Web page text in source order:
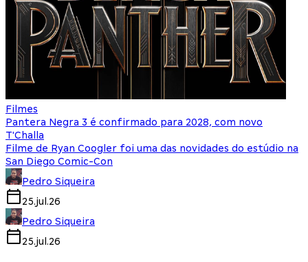
Filmes
Pantera Negra 3 é confirmado para 2028, com novo
T'Challa
Filme de Ryan Coogler foi uma das novidades do estúdio na
San Diego Comic-Con
Pedro Siqueira
25.jul.26
Pedro Siqueira
25.jul.26